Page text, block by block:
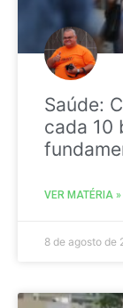
Saúde:
cada 10
VER MATÉRIA »
8 de agosto de